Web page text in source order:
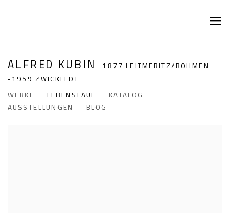
ALFRED KUBIN
1877 LEITMERITZ/BÖHMEN
-1959 ZWICKLEDT
WERKE
LEBENSLAUF
KATALOG
AUSSTELLUNGEN
BLOG